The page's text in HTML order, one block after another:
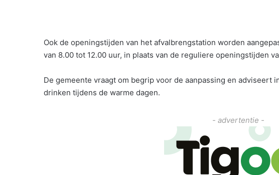
Ook de openingstijden van het afvalbrengstation worden
van 8.00 tot 12.00 uur, in plaats van de reguliere openingstijden
De gemeente vraagt om begrip voor de aanpassing en adviseert
drinken tijdens de warme dagen.
- advertentie -